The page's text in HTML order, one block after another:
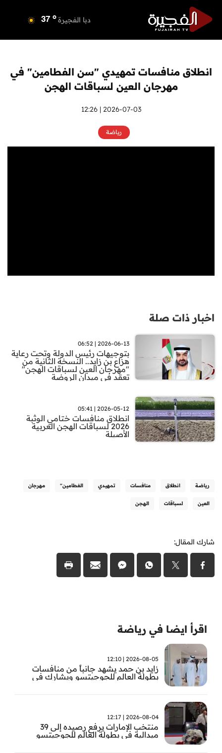
دبا الفجيرة 37 o
أم القيوين 35 o
راس الخيمة 36 o
الفجيرة
انطلاق منافسات تمهيدي "سن الفطامين" في
مهرجان العين لسباقات الهجن
2026-07-03 | 12:26
رياضة
اخبار ذات صلة
2026-06-13 | 06:52
بتوجيهات رئيس الدولة وتحت رعاية
هزاع بن زايد.. النسخة الثانية من
"مهرجان العين لسباقات الهجن"
تعقد في ميدان الروضة
2026-05-12 | 05:41
انطلاق منافسات ختامي الوثبة
2026 لسباقات الهجن العربية
الأصيلة
رياضة انطلاق منافسات تمهيدي الفطامين" مهرجان
العين لسباقات الهجن
شارك المقال:
اقرأ ايضا في رياضة
2026-08-05 | 12:10
زايد بن حمد يشهد جانباً من منافسات
بطولة العالم للجوجيتسو ويشارك في
2026-08-04 | 12:17
منتخب الإمارات يرفع رصيده إلى 39
ميدالية في بطولة العالم للجوجيتسو